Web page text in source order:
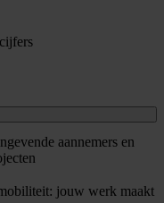
aannemers en
jouw werk maakt